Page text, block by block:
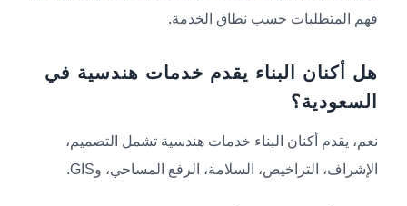
فهم المتطلبات حسب نطاق الخدمة.
هل أكنان البناء يقدم خدمات هندسية في
السعودية؟
نعم، يقدم أكنان البناء خدمات هندسية تشمل التصميم،
الإشراف، التراخيص، السلامة، الرفع المساحي، وGIS.